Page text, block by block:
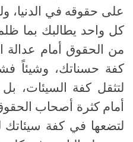
على حقوقه في الدنيا،
كل واحد يطالبك بما
من الحقوق أمام
كفة حسناتك، وشيئاً
لتثقل كفة السيئات،
أمام كثرة أصحاب
لتضعها في كفة سيئاتك